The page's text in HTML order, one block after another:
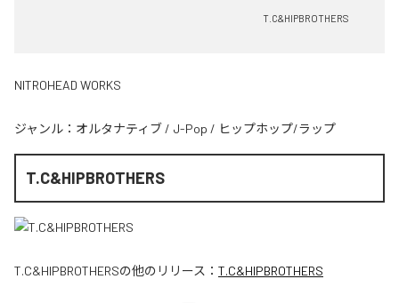
T.C&HIPBROTHERS
NITROHEAD WORKS
ジャンル： オルタナティブ / J-Pop / ヒップホップ/ラップ
T.C&HIPBROTHERS
T.C&HIPBROTHERSの他のリリース： T.C&HIPBROTHERS